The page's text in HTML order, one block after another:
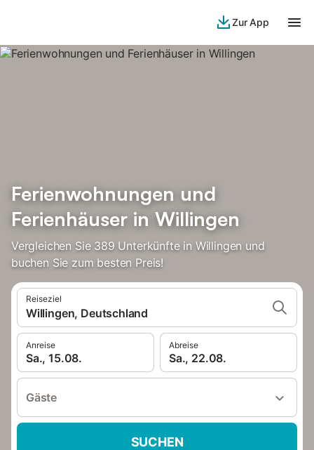
Zur App
Ferienwohnungen und
Ferienhäuser in Willingen
Vergleichen Sie 389 Unterkünfte in Willingen und
buchen Sie zum besten Preis!
Reiseziel
Willingen, Deutschland
Anreise
Sa., 15.08.
Abreise
Sa., 22.08.
Gäste
SUCHEN